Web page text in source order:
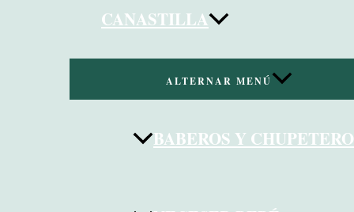
CANASTILLA
ALTERNAR MENÚ
BABEROS Y